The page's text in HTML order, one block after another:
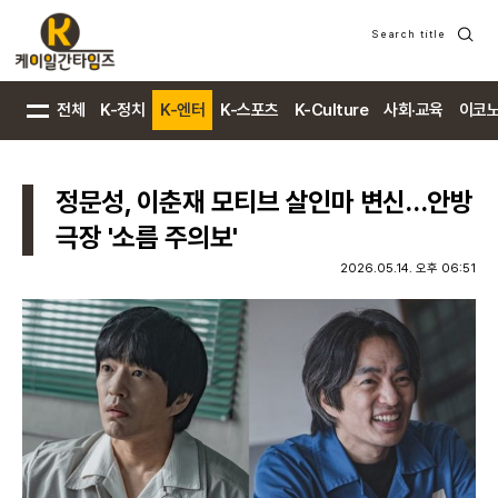
Search title
검
전체 K-정치 K-엔터 K-스포츠 K-Culture 사회·교육 이코
정문성, 이춘재 모티브 살인마 변신…안방
극장 '소름 주의보'
2026.05.14. 오후 06:51